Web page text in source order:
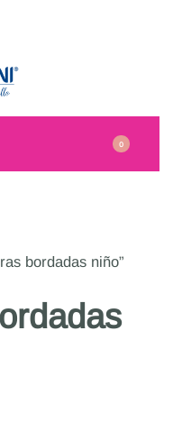
0
bordadas niño”